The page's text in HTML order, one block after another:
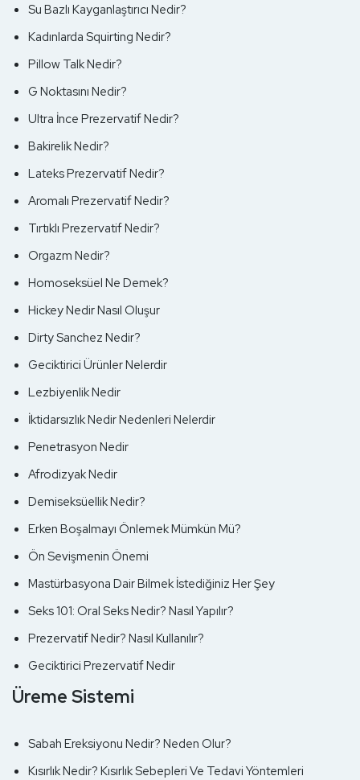
Su Bazlı Kayganlaştırıcı Nedir?
Kadınlarda Squirting Nedir?
Pillow Talk Nedir?
G Noktasını Nedir?
Ultra İnce Prezervatif Nedir?
Bakirelik Nedir?
Lateks Prezervatif Nedir?
Aromalı Prezervatif Nedir?
Tırtıklı Prezervatif Nedir?
Orgazm Nedir?
Homoseksüel Ne Demek?
Hickey Nedir Nasıl Oluşur
Dirty Sanchez Nedir?
Geciktirici Ürünler Nelerdir
Lezbiyenlik Nedir
İktidarsızlık Nedir Nedenleri Nelerdir
Penetrasyon Nedir
Afrodizyak Nedir
Demiseksüellik Nedir?
Erken Boşalmayı Önlemek Mümkün Mü?
Ön Sevişmenin Önemi
Mastürbasyona Dair Bilmek İstediğiniz Her Şey
Seks 101: Oral Seks Nedir? Nasıl Yapılır?
Prezervatif Nedir? Nasıl Kullanılır?
Geciktirici Prezervatif Nedir
Üreme Sistemi
Sabah Ereksiyonu Nedir? Neden Olur?
Kısırlık Nedir? Kısırlık Sebepleri Ve Tedavi Yöntemleri